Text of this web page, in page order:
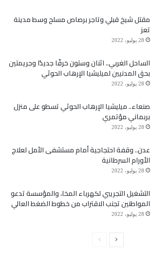
جماعة الحوثي لاتفاق ستوكهولم،
استمرارها بالمماطلة في تنفيذ
يتعلق ببند الأسرى، الذي نص على
الأسرى والمعتقلين والمفقودين
والمخفيين قسراً والموضوعين
مقتل شيخ قبلي وتاجر برصاص مسلح وسط مدينة
تعز
28 يوليو، 2022
الساحل الغربي.. اثنان وستون خرقًا جديدًا وجريمتين
بحق المدنيين لميليشيا الإرهاب الحوثي
28 يوليو، 2022
صنعاء.. ميليشيا الإرهاب الحوثي تسطو على منزل
بربماني مؤتمري
28 يوليو، 2022
عدن.. وقفة احتجاجية أمام مستشفى الأمل لعلاج
الأورام السرطانية
28 يوليو، 2022
التشغيل التجريبي لكهرباء المخا، والمؤسسة تدعو
المواطنين تجنب الاقتراب من خطوط الضغط العالي
28 يوليو، 2022
الصفحةالصفحة